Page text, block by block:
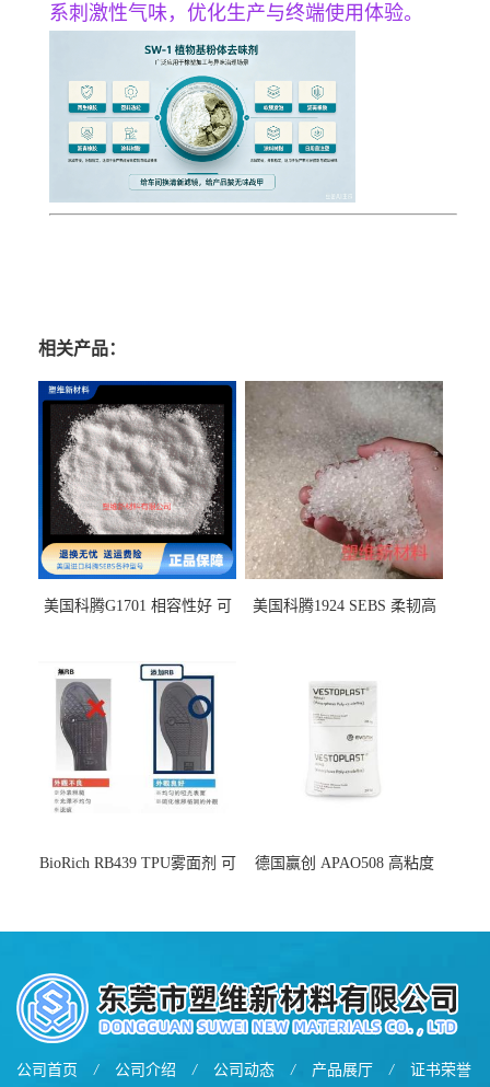
系刺激性气味，优化生产与终端使用体验。
相关产品：
美国科腾G1701 相容性好 可
美国科腾1924 SEBS 柔韧高
BioRich RB439 TPU雾面剂 可
德国赢创 APAO508 高粘度
公司首页 / 公司介绍 / 公司动态 / 产品展厅 / 证书荣誉